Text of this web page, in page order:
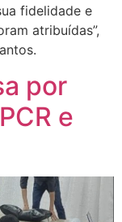
fidelidade e
atribuídas”,
por
e